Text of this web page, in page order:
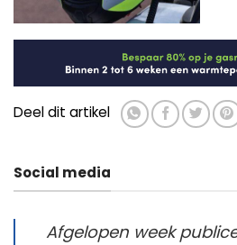
Deel dit artikel
Social media
Afgelopen week